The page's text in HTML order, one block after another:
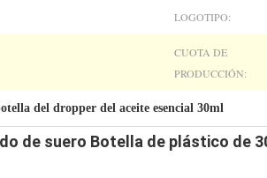
LOGOTIPO:
CUOTA DE
PRODUCCIÓN:
del dropper del aceite esencial 30ml
de suero Botella de plástico de